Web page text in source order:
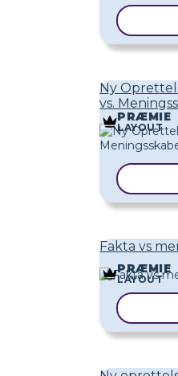
Ny
vs.
PRÆMIE
LAYOUT
Fakta vs
PRÆMIE
LAYOUT